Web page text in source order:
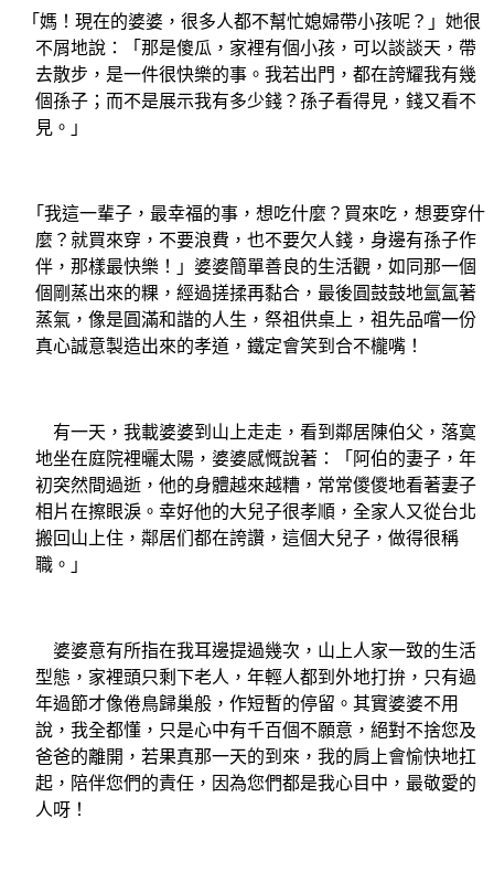
「媽！現在的婆婆，很多人都不幫忙媳婦帶小孩呢？」她很
不屑地說：「那是傻瓜，家裡有個小孩，可以談談天，帶
去散步，是一件很快樂的事。我若出門，都在誇耀我有幾
個孫子；而不是展示我有多少錢？孫子看得見，錢又看不
見。」
「我這一輩子，最幸福的事，想吃什麼？買來吃，想要穿什
麼？就買來穿，不要浪費，也不要欠人錢，身邊有孫子作
伴，那樣最快樂！」婆婆簡單善良的生活觀，如同那一個
個剛蒸出來的粿，經過搓揉再黏合，最後圓鼓鼓地氳氲著
蒸氣，像是圓滿和諧的人生，祭祖供桌上，祖先品嚐一份
真心誠意製造出來的孝道，鐵定會笑到合不櫳嘴！
有一天，我載婆婆到山上走走，看到鄰居陳伯父，落寞
地坐在庭院裡曬太陽，婆婆感慨說著：「阿伯的妻子，年
初突然間過逝，他的身體越來越糟，常常儍儍地看著妻子
相片在擦眼淚。幸好他的大兒子很孝順，全家人又從台北
搬回山上住，鄰居们都在誇讚，這個大兒子，做得很稱
職。」
婆婆意有所指在我耳邊提過幾次，山上人家一致的生活
型態，家裡頭只剩下老人，年輕人都到外地打拚，只有過
年過節才像倦鳥歸巢般，作短暫的停留。其實婆婆不用
說，我全都懂，只是心中有千百個不願意，絕對不捨您及
爸爸的離開，若果真那一天的到來，我的肩上會愉快地扛
起，陪伴您們的責任，因為您們都是我心目中，最敬愛的
人呀！